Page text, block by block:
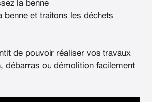
la benne
benne et traitons les déchets
de pouvoir réaliser vos travaux
débarras ou démolition facilement